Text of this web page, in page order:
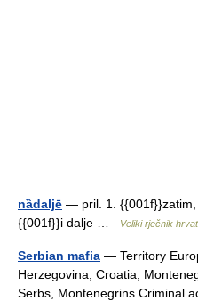
nȁdaljē — pril. 1. {{001f}}zatim,
{{001f}}i dalje …
Veliki rječnik
Serbian mafia — Territory
Herzegovina, Croatia,
Serbs, Montenegrins Criminal